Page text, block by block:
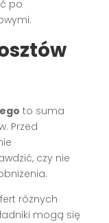
po
to suma
Przed
czy nie
różnych
mogą się